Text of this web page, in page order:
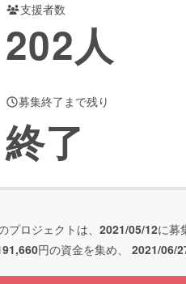
ヘルスケア
支援者数
202人
募集終了まで残り
終了
プロジェクトは、 2021/05/12に募
円の資金を集め、 2021/06/